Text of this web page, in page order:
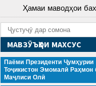
Ҳамаи маводҳои
МАВЗӮЪҲОИ МАХСУС
Паёми Президенти Ҷумҳурии
Тоҷикистон Эмомалӣ Раҳмон
Маҷлиси Олӣ